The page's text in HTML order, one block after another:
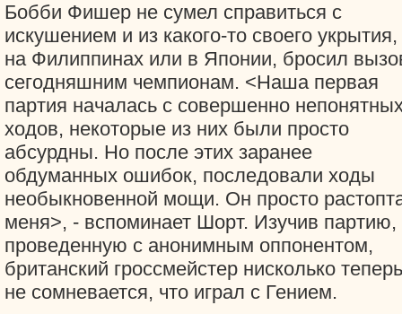
Бобби Фишер не сумел справиться с
искушением и из какого-то своего укрытия,
на Филиппинах или в Японии, бросил
сегодняшним чемпионам. <Наша первая
партия началась с совершенно
ходов, некоторые из них были просто
абсурдны. Но после этих заранее
обдуманных ошибок, последовали ходы
необыкновенной мощи. Он просто
меня>, - вспоминает Шорт. Изучив партию,
проведенную с анонимным оппонентом,
британский гроссмейстер нисколько теперь
не сомневается, что играл с Гением.